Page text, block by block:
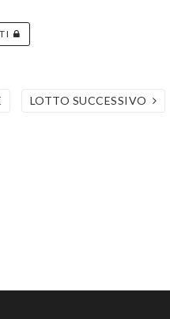
LOTTO SUCCESSIVO